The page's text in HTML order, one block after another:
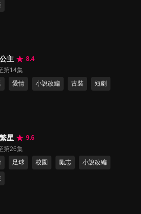
主
8.4
第14集
愛情 小說改編 古裝 短劇
星
9.6
第26集
足球 校園 勵志 小說改編